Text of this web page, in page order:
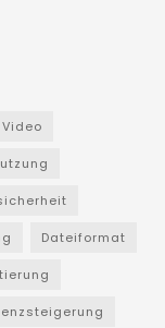
Dateiformat